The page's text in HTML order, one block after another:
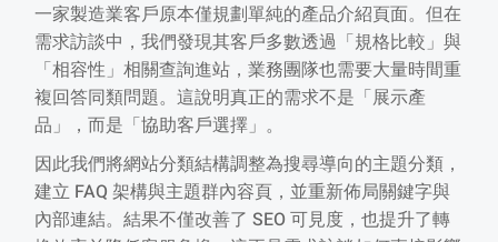
一家製造業客戶原本僅規劃單純的產品介紹頁面。但在
需求訪談中，我們發現其客戶多數透過「規格比較」與
「相容性」相關查詢進站，業務團隊也需要大量時間重
複回答同類問題。這說明真正的需求不是「展示產
品」，而是「協助客戶選擇」。
因此我們將網站分類結構調整為搜尋導向的主題分類，
建立 FAQ 架構與主題群內容頁，並重新佈局關鍵字與
內部連結。結果不僅改善了 SEO 可見度，也提升了轉